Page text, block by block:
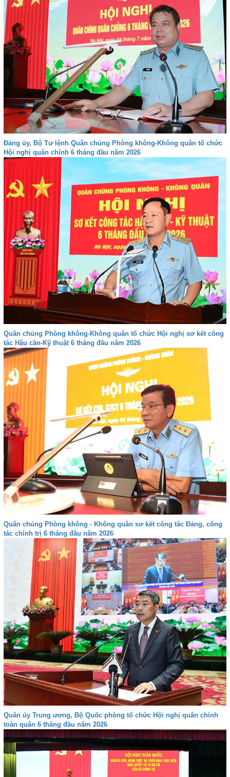
Đảng ủy, Bộ Tư lệnh Quân chủng Phòng không-Không quân tổ chức
Hội nghị quân chính 6 tháng đầu năm 2026
Quân chủng Phòng không-Không quân tổ chức Hội nghị sơ kết công
tác Hậu cần-Kỹ thuật 6 tháng đầu năm 2026
Quân chủng Phòng không - Không quân sơ kết công tác Đảng, công
tác chính trị 6 tháng đầu năm 2026
Quân ủy Trung ương, Bộ Quốc phòng tổ chức Hội nghị quân chính
toàn quân 6 tháng đầu năm 2026